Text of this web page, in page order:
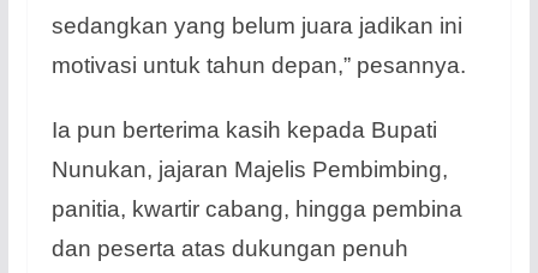
sedangkan yang belum juara jadikan ini
motivasi untuk tahun depan,” pesannya.
Ia pun berterima kasih kepada Bupati
Nunukan, jajaran Majelis Pembimbing,
panitia, kwartir cabang, hingga pembina
dan peserta atas dukungan penuh